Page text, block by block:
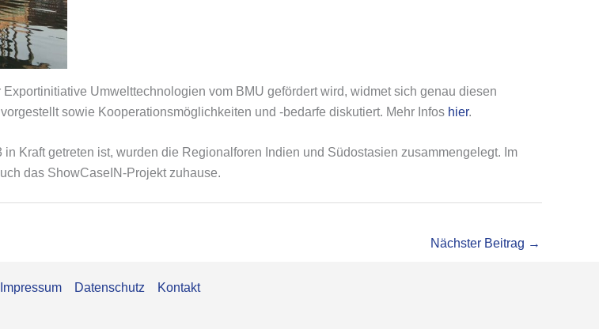
Umwelttechnologien vom BMU gefördert wird, widmet sich genau diesen
sowie Kooperationsmöglichkeiten und -bedarfe diskutiert. Mehr Infos hier.
Kraft getreten ist, wurden die Regionalforen Indien und Südostasien zusammengelegt. Im
das ShowCaseIN-Projekt zuhause.
Nächster Beitrag →
Impressum Datenschutz Kontakt